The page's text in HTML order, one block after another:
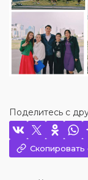
Поделитесь с
Скопировать